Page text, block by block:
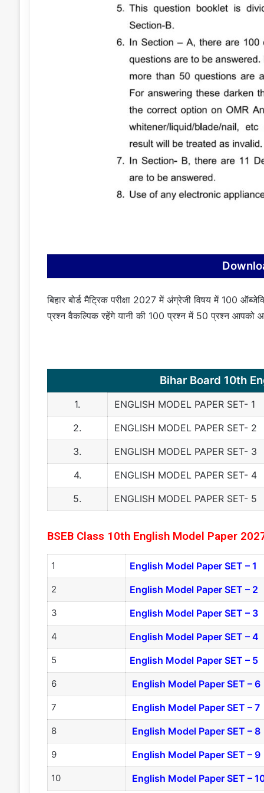
बिहार बोर्ड मैट्रिक परीक्षा 2027 में अंग्रेजी विषय में 100
प्रश्न वैकल्पिक रहेंगे यानी की 100 प्रश्न में 50 प्रश्न
Bihar Board 10th
1.
ENGLISH MODEL PAPER SET- 1
2.
ENGLISH MODEL PAPER SET- 2
3.
ENGLISH MODEL PAPER SET- 3
4.
ENGLISH MODEL PAPER SET- 4
5.
ENGLISH MODEL PAPER SET- 5
BSEB Class 10th English Model Paper
1 English Model Paper SET – 1
2 English Model Paper SET – 2
3 English Model Paper SET – 3
4 English Model Paper SET – 4
5 English Model Paper SET – 5
6 English Model Paper SET – 6
7 English Model Paper SET – 7
8 English Model Paper SET – 8
9 English Model Paper SET – 9
10 English Model Paper SET –